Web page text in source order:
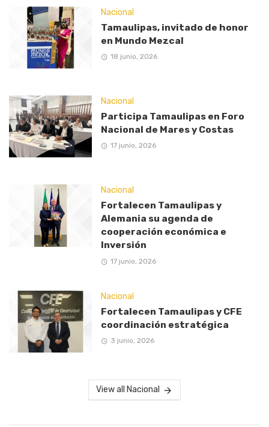
Nacional
Tamaulipas, invitado de honor
en Mundo Mezcal
18 junio, 2026
Nacional
Participa Tamaulipas en Foro
Nacional de Mares y Costas
17 junio, 2026
Nacional
Fortalecen Tamaulipas y
Alemania su agenda de
cooperación económica e
Inversión
17 junio, 2026
Nacional
Fortalecen Tamaulipas y CFE
coordinación estratégica
3 junio, 2026
View all Nacional